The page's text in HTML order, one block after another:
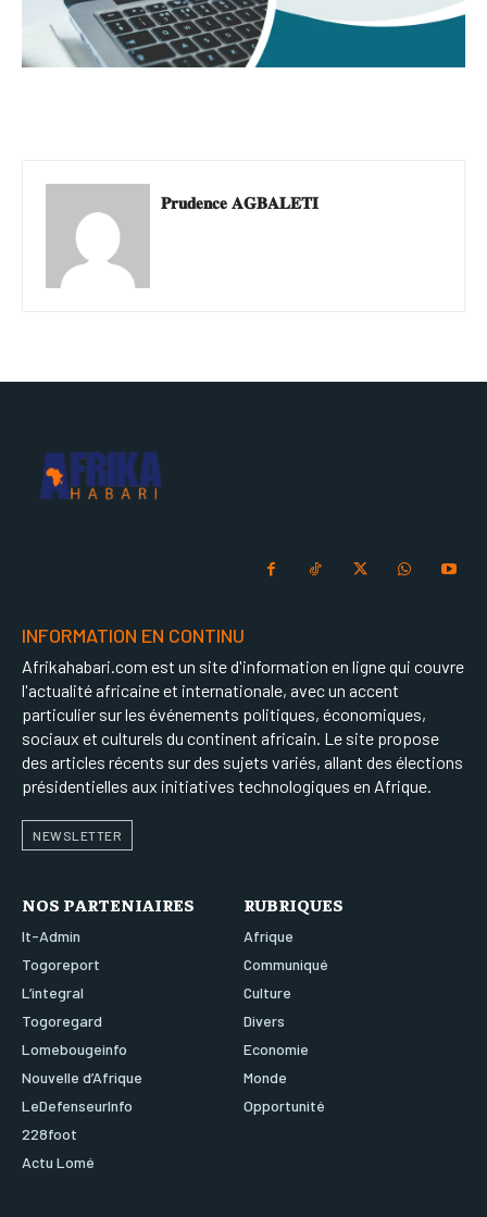
𝐏𝐫𝐮𝐝𝐞𝐧𝐜𝐞 𝐀𝐆𝐁𝐀𝐋𝐄𝐓𝐈
INFORMATION EN CONTINU
Afrikahabari.com est un site d'information en ligne qui couvre
l'actualité africaine et internationale, avec un accent
particulier sur les événements politiques, économiques,
sociaux et culturels du continent africain. Le site propose
des articles récents sur des sujets variés, allant des élections
présidentielles aux initiatives technologiques en Afrique.
NEWSLETTER
NOS PARTENIAIRES
It-Admin
Togoreport
L’integral
Togoregard
Lomebougeinfo
Nouvelle d’Afrique
LeDefenseurInfo
228foot
Actu Lomé
RUBRIQUES
Afrique
Communiqué
Culture
Divers
Economie
Monde
Opportunité